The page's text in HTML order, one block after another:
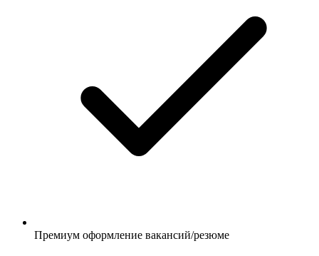
Премиум оформление вакансий/резюме